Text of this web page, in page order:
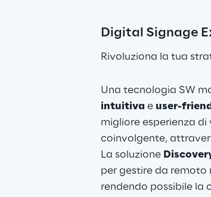
Digital Signage
Rivoluziona la tua
Una tecnologia SW
intuitiva e user-
migliore esperienza di
coinvolgente,
La soluzione
per gestire da remoto
rendendo possibile la